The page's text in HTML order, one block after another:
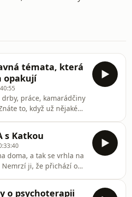
témata, která
opakují
práce, kamarádčiny
to, když už nějaké
právě na tento
a to nejen u nás
jste nám i vy s vašimi
jsou povrchní témata
a kdy už ne? A jakou
s Katkou
doma, a tak se vrhla na
Nemrzí ji, že přichází o
o psychoterapii